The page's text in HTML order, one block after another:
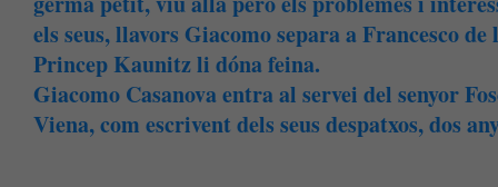
els seus, llavors Giacomo separa a Francesco
Princep Kaunitz li dóna feina.
Giacomo Casanova entra al servei del senyor
Viena, com escrivent dels seus despatxos, dos